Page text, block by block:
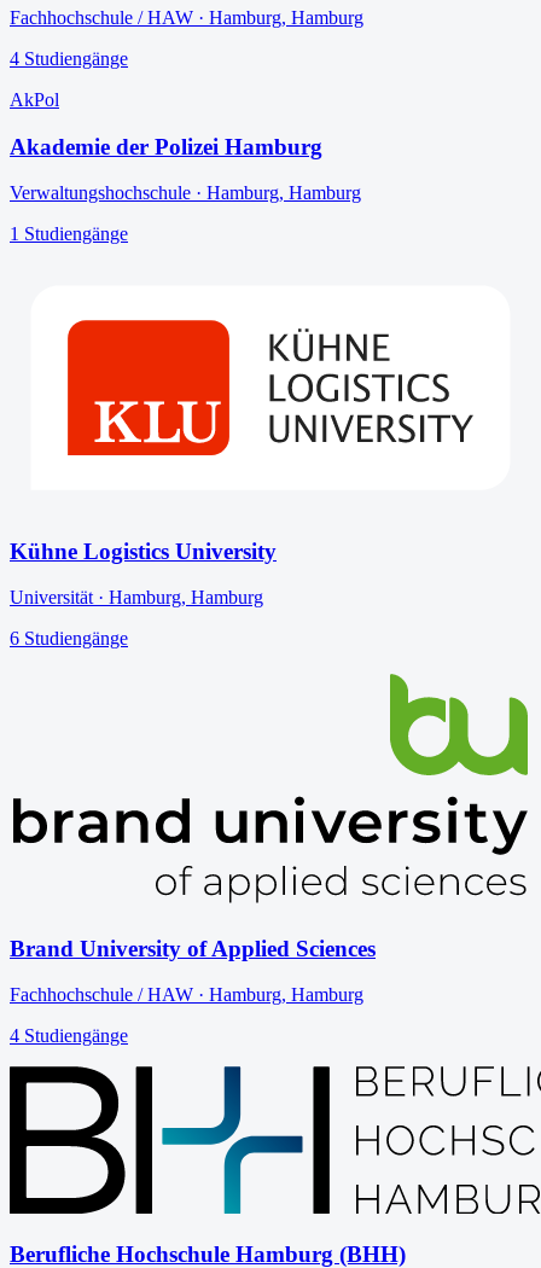
Fachhochschule / HAW · Hamburg, Hamburg
4 Studiengänge
AkPol
Akademie der Polizei Hamburg
Verwaltungshochschule · Hamburg, Hamburg
1 Studiengänge
Kühne Logistics University
Universität · Hamburg, Hamburg
6 Studiengänge
Brand University of Applied Sciences
Fachhochschule / HAW · Hamburg, Hamburg
4 Studiengänge
Berufliche Hochschule Hamburg (BHH)